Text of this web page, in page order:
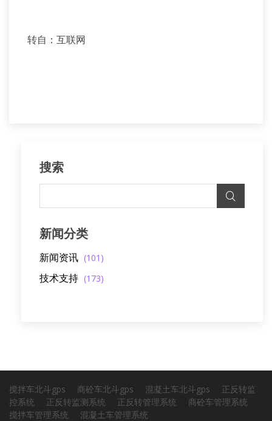
转自：互联网
搜索
新闻分类
新闻资讯 (101)
技术支持 (173)
搅拌车北斗gps 商砼车北斗gps 混凝土车北斗gps
正反转监
控系统
正反转监测系统 正反转管理系统
商砼车管理系统
搅拌车管理系统
混凝土车管理系统